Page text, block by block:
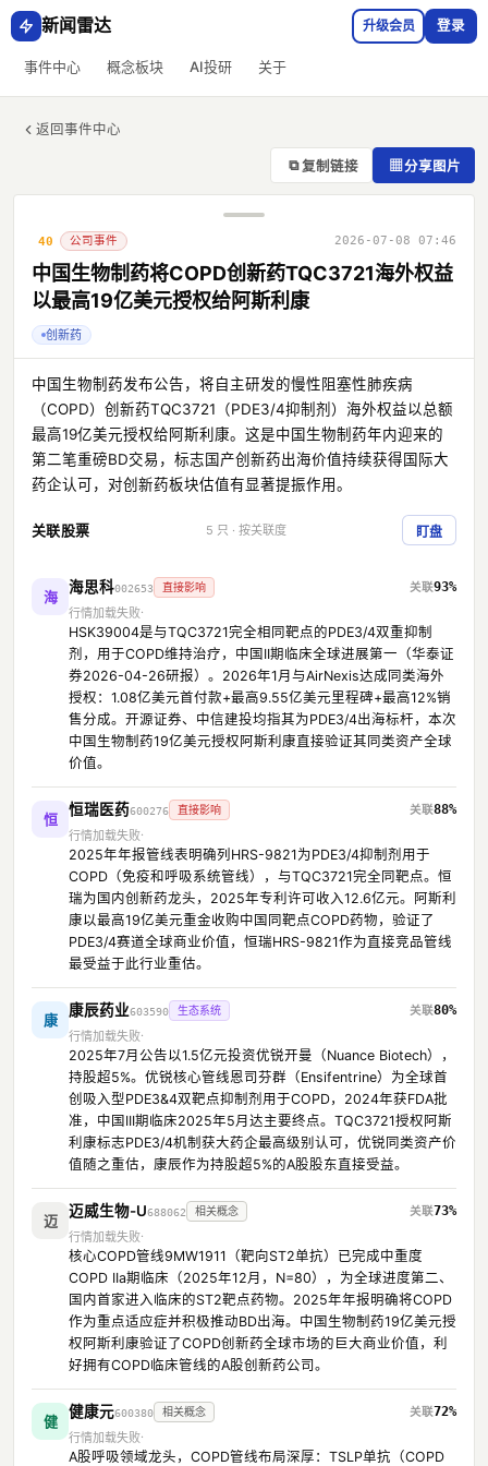
新闻雷达
事件中心 概念板块 AI投研 关于
升级会员 登录
返回事件中心
⧉ 复制链接 ▦分享图片
40 公司事件 2026-07-08 07:46
中国生物制药将COPD创新药TQC3721海外权益
以最高19亿美元授权给阿斯利康
创新药
中国生物制药发布公告，将自主研发的慢性阻塞性肺疾病
（COPD）创新药TQC3721（PDE3/4抑制剂）海外权益以总额
最高19亿美元授权给阿斯利康。这是中国生物制药年内迎来的
第二笔重磅BD交易，标志国产创新药出海价值持续获得国际大
药企认可，对创新药板块估值有显著提振作用。
关联股票 5 只 · 按关联度 盯盘
海
海思科002653 直接影响
93%
行情加载失败
HSK39004是与TQC3721完全相同靶点的PDE3/4双重抑制
剂，用于COPD维持治疗，中国II期临床全球进展第一（华泰证
券2026-04-26研报）。2026年1月与AirNexis达成同类海外
授权：1.08亿美元首付款+最高9.55亿美元里程碑+最高12%销
售分成。开源证券、中信建投均指其为PDE3/4出海标杆，本次
中国生物制药19亿美元授权阿斯利康直接验证其同类资产全球
价值。
恒
恒瑞医药600276 直接影响
88%
行情加载失败
2025年年报管线表明确列HRS-9821为PDE3/4抑制剂用于
COPD（免疫和呼吸系统管线），与TQC3721完全同靶点。恒
瑞为国内创新药龙头，2025年专利许可收入12.6亿元。阿斯利
康以最高19亿美元重金收购中国同靶点COPD药物，验证了
PDE3/4赛道全球商业价值，恒瑞HRS-9821作为直接竞品管线
最受益于此行业重估。
康
康辰药业603590 生态系统
80%
行情加载失败
2025年7月公告以1.5亿元投资优锐开曼（Nuance Biotech），
持股超5%。优锐核心管线恩司芬群（Ensifentrine）为全球首
创吸入型PDE3&4双靶点抑制剂用于COPD，2024年获FDA批
准，中国III期临床2025年5月达主要终点。TQC3721授权阿斯
利康标志PDE3/4机制获大药企最高级别认可，优锐同类资产价
值随之重估，康辰作为持股超5%的A股股东直接受益。
迈
迈威生物-U688062 相关概念
73%
行情加载失败
核心COPD管线9MW1911（靶向ST2单抗）已完成中重度
COPD IIa期临床（2025年12月，N=80），为全球进度第二、
国内首家进入临床的ST2靶点药物。2025年年报明确将COPD
作为重点适应症并积极推动BD出海。中国生物制药19亿美元授
权阿斯利康验证了COPD创新药全球市场的巨大商业价值，利
好拥有COPD临床管线的A股创新药公司。
健
健康元600380 相关概念
72%
行情加载失败
A股呼吸领域龙头，COPD管线布局深厚：TSLP单抗（COPD